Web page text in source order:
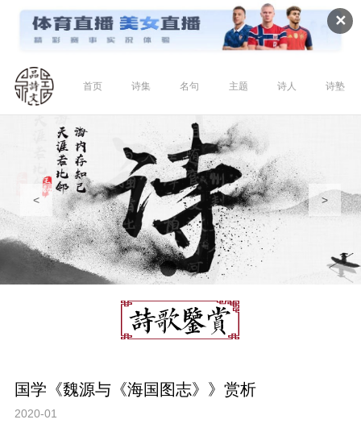
✕
首页 诗集 名句 主题 诗人 诗塾
< >
国学《魏源与《海国图志》》赏析
2020-01